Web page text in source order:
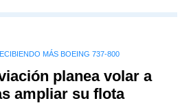
MÁS BOEING 737-800
planea volar a
ampliar su flota